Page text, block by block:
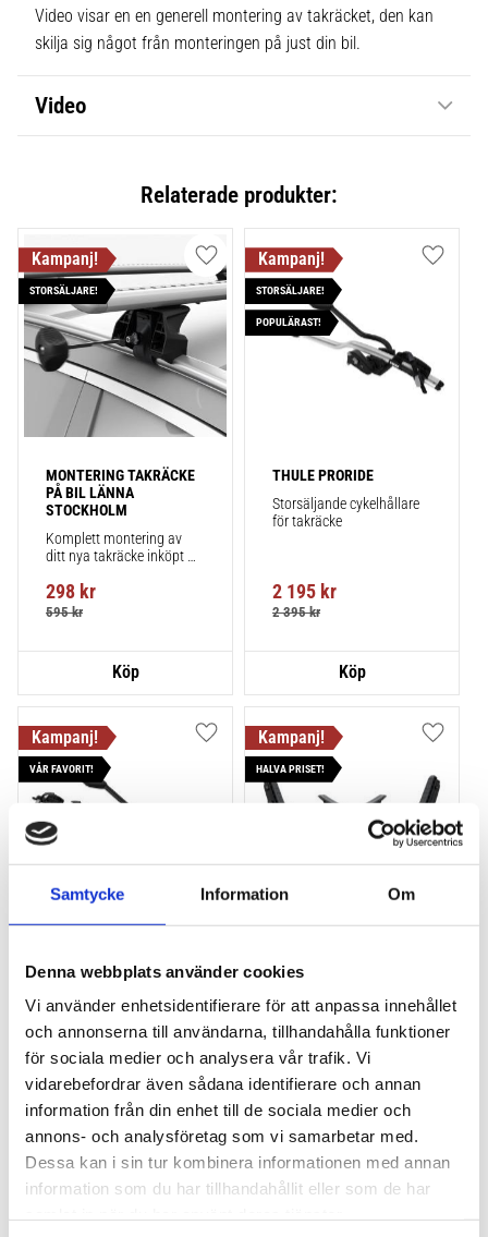
Samtycke Information Om
Denna webbplats använder cookies
Vi använder enhetsidentifierare för att anpassa innehållet
och annonserna till användarna, tillhandahålla funktioner
för sociala medier och analysera vår trafik. Vi
vidarebefordrar även sådana identifierare och annan
information från din enhet till de sociala medier och
annons- och analysföretag som vi samarbetar med.
Dessa kan i sin tur kombinera informationen med annan
information som du har tillhandahållit eller som de har
Video visar en en generell montering av takräcket, den kan
skilja sig något från monteringen på just din bil.
Video
Relaterade produkter:
MONTERING TAKRÄCKE
PÅ BIL LÄNNA
STOCKHOLM
Komplett montering av
ditt nya takräcke inköpt
montering på din bil.
298 kr
595kr
STORSÄLJARE!
Lägg till i favoriter
THULE PRORIDE
Storsäljande cykelhållare
för takräcke
2 195 kr
2 395kr
STORSÄLJARE!
POPULÄRAST!
Lägg
Storsäljande
takcykelhållare
2 395kr
2 595 kr
VÅR FAVORIT!
Lägg till i favoriter
Horisontell kajakhållare
1 495kr
3 145 kr
HALVA PRISET!
Lägg
Lägg till i favoriter